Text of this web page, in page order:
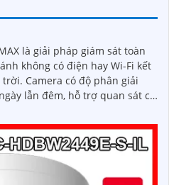
là giải pháp giám sát toàn
không có điện hay Wi-Fi kết
giải
lẫn đêm, hỗ trợ quan sát có